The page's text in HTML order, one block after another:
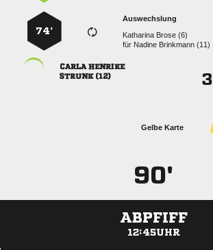
Auswechslung
  
für   
74’

 
 
Gelbe Karte
90'
ABPFIFF
12:45UHR